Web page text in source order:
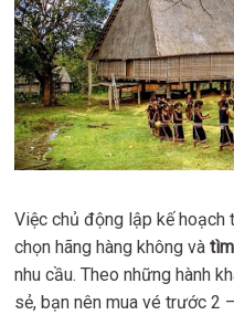
Việc chủ động lập kế
chọn hãng hàng không và
nhu cầu. Theo những hành
sẻ, bạn nên mua vé trước 2